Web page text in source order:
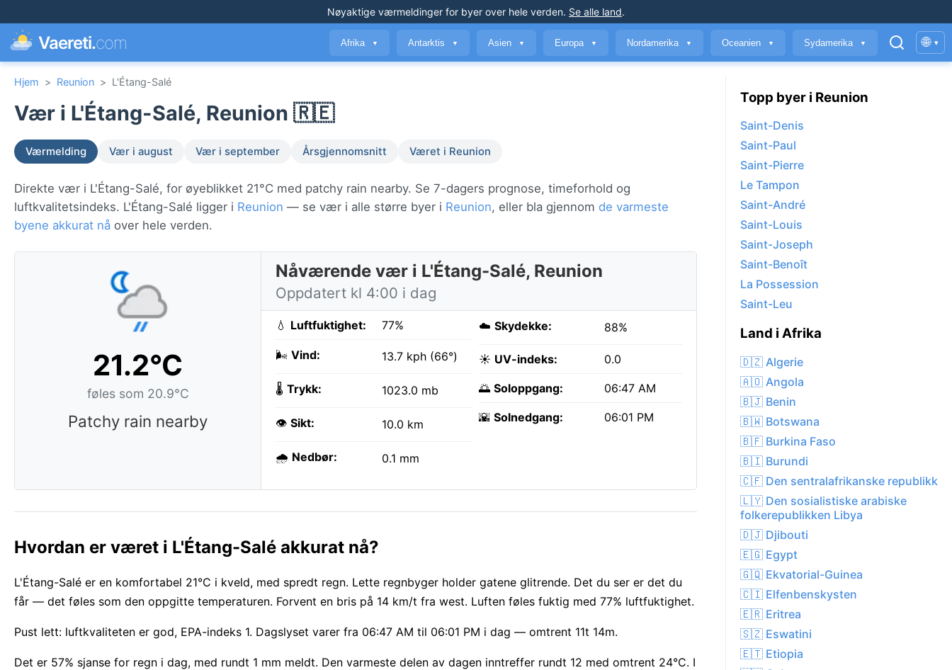
Nøyaktige værmeldinger for byer over hele verden. Se alle land.
Vaereti.com Afrika ▼ Antarktis ▼ Asien ▼ Europa ▼ Nordamerika ▼ Oceanien ▼ Sydamerika ▼ 🌐 ▾
Hjem > Reunion > L'Étang-Salé
Vær i L'Étang-Salé, Reunion 🇷🇪
Værmelding Vær i august Vær i september Årsgjennomsnitt Været i Reunion
Direkte vær i L'Étang-Salé, for øyeblikket 21°C med patchy rain nearby. Se 7-dagers prognose, timeforhold og
luftkvalitetsindeks. L'Étang-Salé ligger i Reunion — se vær i alle større byer i Reunion, eller bla gjennom de varmeste
byene akkurat nå over hele verden.
21.2°C
føles som 20.9°C
Patchy rain nearby
Nåværende vær i L'Étang-Salé, Reunion
Oppdatert kl 4:00 i dag
💧 Luftfuktighet: 77%
🌬️ Vind: 13.7 kph (66°)
🌡️ Trykk: 1023.0 mb
👁️ Sikt: 10.0 km
🌧️ Nedbør: 0.1 mm
☁️ Skydekke: 88%
☀️ UV-indeks: 0.0
🌅 Soloppgang: 06:47 AM
🌇 Solnedgang: 06:01 PM
Hvordan er været i L'Étang-Salé akkurat nå?
L'Étang-Salé er en komfortabel 21°C i kveld, med spredt regn. Lette regnbyger holder gatene glitrende. Det du ser er det du
får — det føles som den oppgitte temperaturen. Forvent en bris på 14 km/t fra west. Luften føles fuktig med 77% luftfuktighet.
Pust lett: luftkvaliteten er god, EPA-indeks 1. Dagslyset varer fra 06:47 AM til 06:01 PM i dag — omtrent 11t 14m.
Det er 57% sjanse for regn i dag, med rundt 1 mm meldt. Den varmeste delen av dagen inntreffer rundt 12 med omtrent 24°C. I
Topp byer i Reunion
Saint-Denis
Saint-Paul
Saint-Pierre
Le Tampon
Saint-André
Saint-Louis
Saint-Joseph
Saint-Benoît
La Possession
Saint-Leu
Land i Afrika
🇩🇿 Algerie
🇦🇴 Angola
🇧🇯 Benin
🇧🇼 Botswana
🇧🇫 Burkina Faso
🇧🇮 Burundi
🇨🇫 Den sentralafrikanske republikk
🇱🇾 Den sosialistiske arabiske
folkerepublikken Libya
🇩🇯 Djibouti
🇪🇬 Egypt
🇬🇶 Ekvatorial-Guinea
🇨🇮 Elfenbenskysten
🇪🇷 Eritrea
🇸🇿 Eswatini
🇪🇹 Etiopia